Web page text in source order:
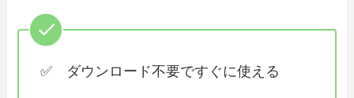
✅ ダウンロード不要ですぐに使える